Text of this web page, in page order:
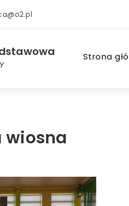
Strona
wiosna